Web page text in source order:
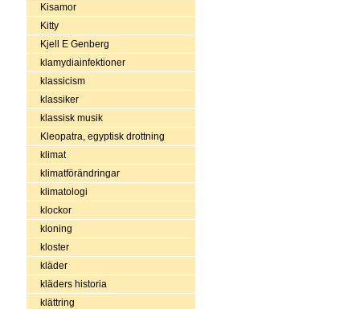
Kisamor
Kitty
Kjell E Genberg
klamydiainfektioner
klassicism
klassiker
klassisk musik
Kleopatra, egyptisk drottning
klimat
klimatförändringar
klimatologi
klockor
kloning
kloster
kläder
kläders historia
klättring